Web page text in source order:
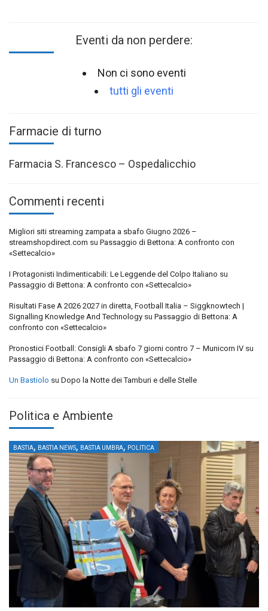
Eventi da non perdere:
Non ci sono eventi
tutti gli eventi
Farmacie di turno
Farmacia S. Francesco – Ospedalicchio
Commenti recenti
Migliori siti streaming zampata a sbafo Giugno 2026 –
streamshopdirect.com su Passaggio di Bettona: A confronto con
«Settecalcio»
I Protagonisti Indimenticabili: Le Leggende del Colpo Italiano su
Passaggio di Bettona: A confronto con «Settecalcio»
Risultati Fase A 2026 2027 in diretta, Football Italia – Siggknowtech |
Signalling Knowledge And Technology su Passaggio di Bettona: A
confronto con «Settecalcio»
Pronostici Football: Consigli A sbafo 7 giorni contro 7 – Municorn IV su
Passaggio di Bettona: A confronto con «Settecalcio»
Un Bastiolo su Dopo la Notte dei Tamburi e delle Stelle
Politica e Ambiente
BASTIA, BASTIA NEWS, BASTIA UMBRA, POLITICA